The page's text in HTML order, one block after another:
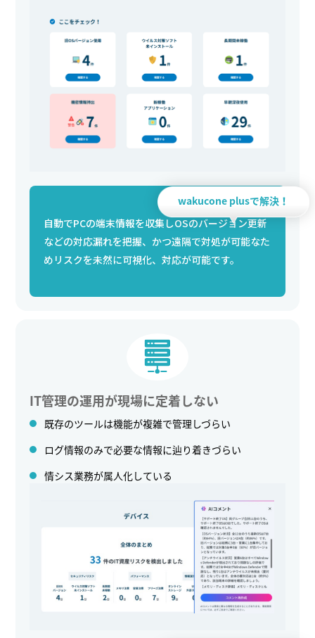
wakucone plusで解決！
自動でPCの端末情報を収集しOSのバージョン更新
などの対応漏れを把握、かつ遠隔で対処が可能なた
めリスクを未然に可視化、対応が可能です。
IT管理の運用が現場に定着しない
既存のツールは機能が複雑で管理しづらい
ログ情報のみで必要な情報に辿り着きづらい
情シス業務が属人化している